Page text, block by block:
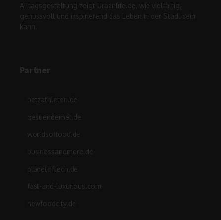
Alltagsgestaltung zeigt Urbanlife.de, wie vielfältig,
genussvoll und inspirierend das Leben in der Stadt sein
kann.
Partner
netzathleten.de
gesuendernet.de
worldsoffood.de
businessandmore.de
planetoftech.de
fast-and-luxurious.com
newfoodcity.de